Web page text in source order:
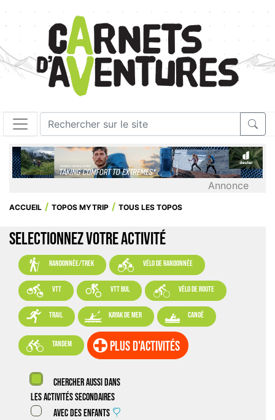
Annonce
ACCUEIL TOPOS MYTRIP TOUS LES TOPOS
SELECTIONNEZ VOTRE ACTIVITÉ
 randonnée/trek  vélo de randonnée
 VTT  VTT BUL  vélo de route
 trail  kayak de mer  canoë
 tandem plus d'activités
Chercher aussi dans
les activités secondaires
Avec des enfants